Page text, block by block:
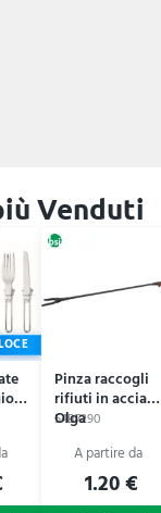
Venduti
-
Pinza raccogli
rifiuti in acciaio
Olga
54B7290
1.20 €